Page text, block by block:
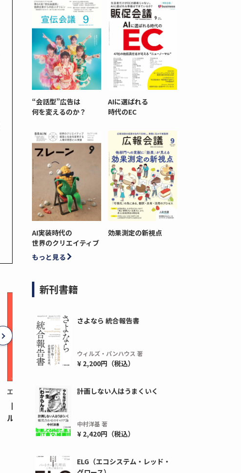
エムディーピー
【月間1,000万本以上の配布実績！】デジタ
ルクーポンを活用した販促キャンペーンを...
ダウンロードする
“会話型”広告は
何を変えるのか？
AIに選ばれる
時代のEC
AI実装時代の
世界のクリエイティブ
効果測定の新視点
もっと見る
新刊書籍
さよなら 統合報告書
ウィルズ・パンハウス 著
¥ 2,200円（税込）
計画しない人はうまくいく
中村洋基 著
¥ 2,420円（税込）
ELG（エコシステム・レッド・